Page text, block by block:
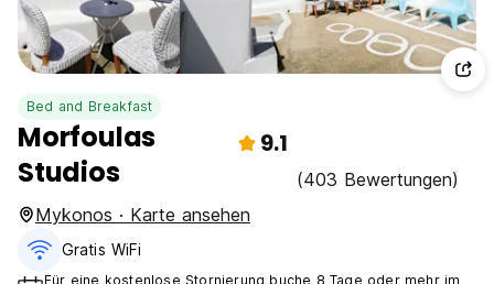
Bed and Breakfast
Morfoulas
Studios
9.1
(403 Bewertungen)
Mykonos · Karte ansehen
Gratis WiFi
Für eine kostenlose Stornierung buche 8 Tage oder mehr im